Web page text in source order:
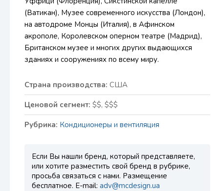
(Ватикан), Музее современного искусства (Лондон),
на автодроме Монцы (Италия), в Афинском
акрополе, Королевском оперном театре (Мадрид),
Британском музее и многих других выдающихся
зданиях и сооружениях по всему миру.
Страна производства: США
Ценовой сегмент: $$, $$$
Рубрика: Кондиционеры и вентиляция
Если Вы нашли бренд, который представляете,
или хотите разместить свой бренд в рубрике,
просьба связаться с нами. Размещение
бесплатное. E-mail: adv@mcdesign.ua